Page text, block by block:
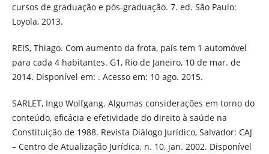
cursos de graduação e pós-graduação. 7. ed. São Paulo:
Loyola, 2013.
REIS, Thiago. Com aumento da frota, país tem 1 automóvel
para cada 4 habitantes. G1, Rio de Janeiro, 10 de mar. de
2014. Disponível em: . Acesso em: 10 ago. 2015.
SARLET, Ingo Wolfgang. Algumas considerações em torno do
conteúdo, eficácia e efetividade do direito à saúde na
Constituição de 1988. Revista Diálogo Jurídico, Salvador: CAJ
– Centro de Atualização Jurídica, n. 10, jan. 2002. Disponível